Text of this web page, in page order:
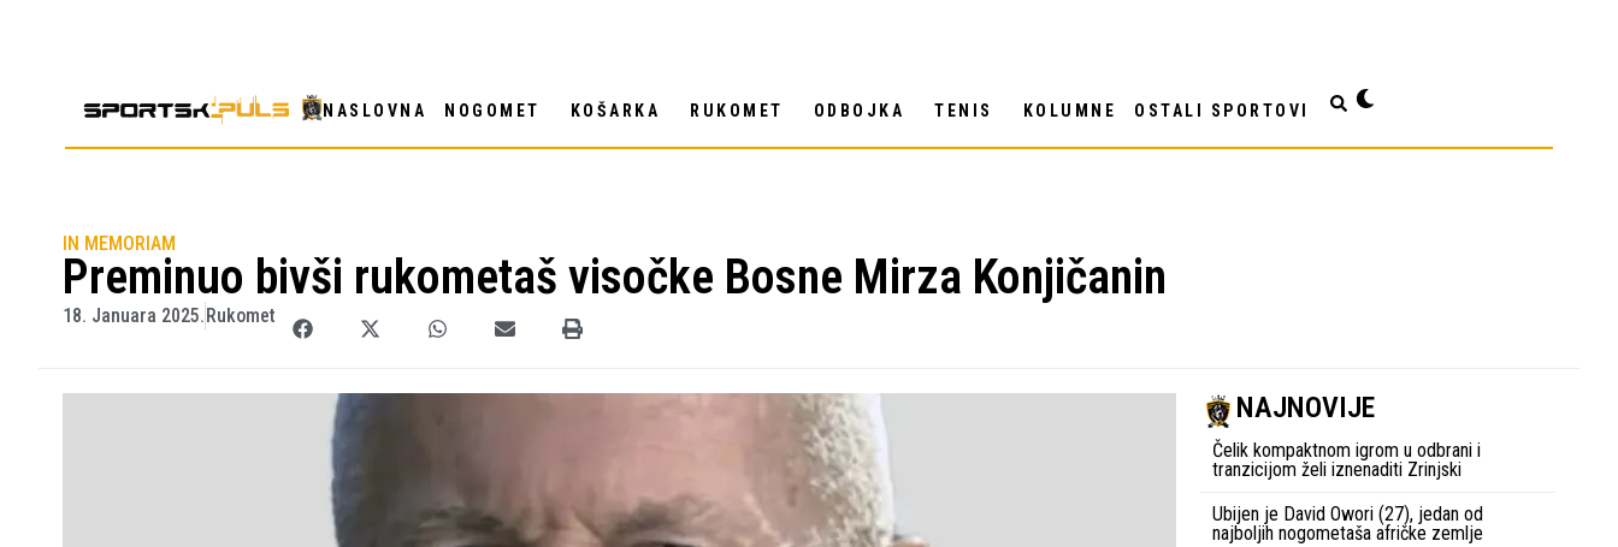
NASLOVNA NOGOMET KOŠARKA RUKOMET ODBOJKA TENIS KOLUMNE OSTALI SPORTOVI
IN MEMORIAM
Preminuo bivši rukometaš visočke Bosne Mirza Konjičanin
18. Januara 2025. Rukomet
NAJNOVIJE
Čelik kompaktnom igrom u odbrani i
tranzicijom želi iznenaditi Zrinjski
Ubijen je David Owori (27), jedan od
najboljih nogometaša afričke zemlje